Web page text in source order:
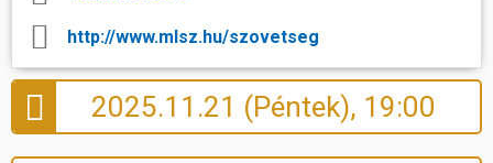
http://www.mlsz.hu/szovetseg
2025.11.21 (Péntek), 19:00